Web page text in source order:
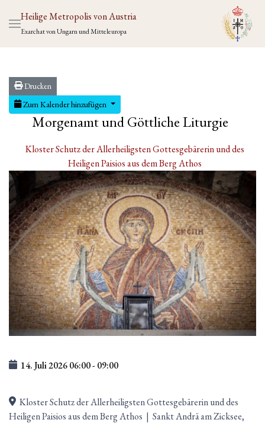
Heilige Metropolis von Austria
Exarchat von Ungarn und Mitteleuropa
Drucken
Zum Kalender hinzufügen
Morgenamt und Göttliche Liturgie
Kloster Schutz der Allerheiligsten Gottesgebärerin und des
Heiligen Paisios aus dem Berg Athos
14. Juli 202606:00- 09:00
Kloster Schutz der Allerheiligsten Gottesgebärerin und des
Heiligen Paisios aus dem Berg Athos | Sankt Andrä am Zicksee,